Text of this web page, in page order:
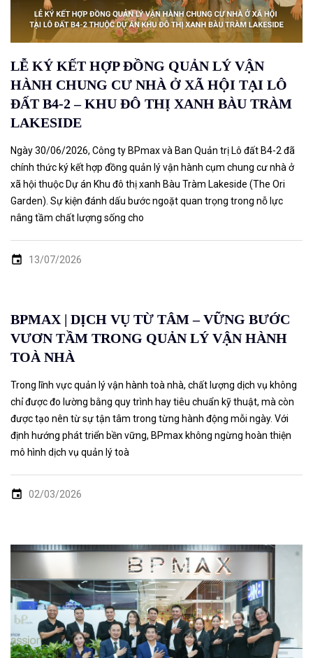
LỄ KÝ KẾT HỢP ĐỒNG QUẢN LÝ VẬN
HÀNH CHUNG CƯ NHÀ Ở XÃ HỘI TẠI LÔ
ĐẤT B4-2 – KHU ĐÔ THỊ XANH BÀU TRÀM
LAKESIDE
Ngày 30/06/2026, Công ty BPmax và Ban Quản trị Lô đất B4-2 đã
chính thức ký kết hợp đồng quản lý vận hành cụm chung cư nhà ở
xã hội thuộc Dự án Khu đô thị xanh Bàu Tràm Lakeside (The Ori
Garden). Sự kiện đánh dấu bước ngoặt quan trọng trong nỗ lực
nâng tầm chất lượng sống cho
13/07/2026
BPMAX | DỊCH VỤ TỪ TÂM – VỮNG BƯỚC
VƯƠN TẦM TRONG QUẢN LÝ VẬN HÀNH
TOÀ NHÀ
Trong lĩnh vực quản lý vận hành toà nhà, chất lượng dịch vụ không
chỉ được đo lường bằng quy trình hay tiêu chuẩn kỹ thuật, mà còn
được tạo nên từ sự tận tâm trong từng hành động mỗi ngày. Với
định hướng phát triển bền vững, BPmax không ngừng hoàn thiện
mô hình dịch vụ quản lý toà
02/03/2026